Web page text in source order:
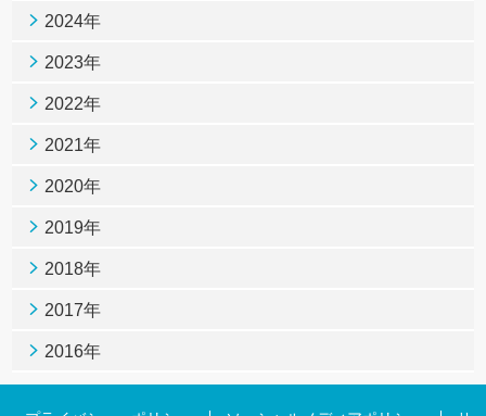
2024年
2023年
2022年
2021年
2020年
2019年
2018年
2017年
2016年